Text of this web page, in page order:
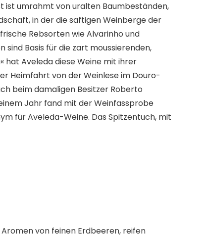
ist umrahmt von uralten Baumbeständen,
in der die saftigen Weinberge der
Rebsorten wie Alvarinho und
sind Basis für die zart moussierenden,
hat Aveleda diese Weine mit ihrer
Heimfahrt von der Weinlese im Douro-
beim damaligen Besitzer Roberto
Jahr fand mit der Weinfassprobe
für Aveleda-Weine. Das Spitzentuch, mit
von feinen Erdbeeren, reifen